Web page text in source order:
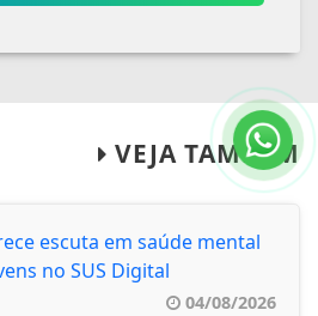
VEJA TAMBÉM
04/08/2026